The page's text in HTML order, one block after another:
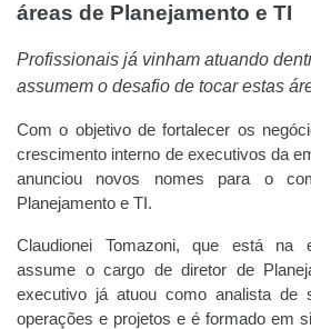
áreas de Planejamento e TI
Profissionais já vinham atuando
assumem o desafio de tocar estas
Com o objetivo de fortalecer os
crescimento interno de executivos da
anunciou novos nomes para o
Planejamento e TI.
Claudionei Tomazoni, que está na
assume o cargo de diretor de
executivo já atuou como analista de
operações e projetos e é formado em